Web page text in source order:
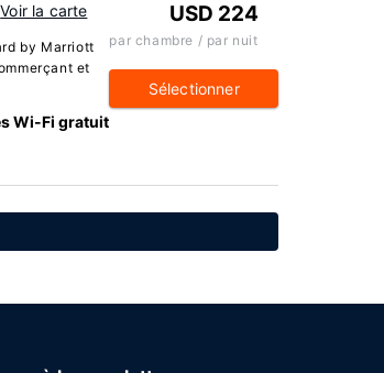
Voir la carte
by Marriott
et
Wi-Fi gratuit
USD 224
par chambre / par nuit
Sélectionner